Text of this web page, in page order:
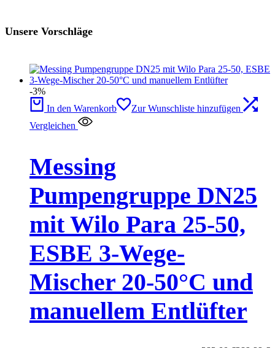
Unsere Vorschläge
-3%
In den Warenkorb
Zur Wunschliste hinzufügen
Vergleichen
Messing
Pumpengruppe DN25
mit Wilo Para 25-50,
ESBE 3-Wege-
Mischer 20-50°C und
manuellem Entlüfter